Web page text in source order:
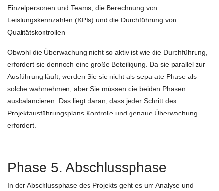
Einzelpersonen und Teams, die Berechnung von
Leistungskennzahlen (KPIs) und die Durchführung von
Qualitätskontrollen.
Obwohl die Überwachung nicht so aktiv ist wie die Durchführung,
erfordert sie dennoch eine große Beteiligung. Da sie parallel zur
Ausführung läuft, werden Sie sie nicht als separate Phase als
solche wahrnehmen, aber Sie müssen die beiden Phasen
ausbalancieren. Das liegt daran, dass jeder Schritt des
Projektausführungsplans Kontrolle und genaue Überwachung
erfordert.
Phase 5. Abschlussphase
In der Abschlussphase des Projekts geht es um Analyse und